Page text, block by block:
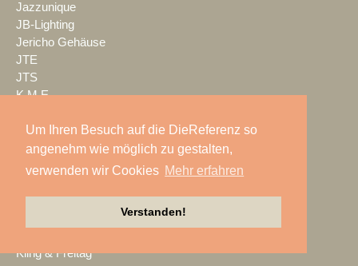
Um Ihren Besuch auf die DieReferenz so
angenehm wie möglich zu gestalten,
verwenden wir Cookies Mehr erfahren
Verstanden!
Jazzunique
JB-Lighting
Jericho Gehäuse
JTE
JTS
K.M.E.
Kaiser Showtechnik
KAISERSCHOTE
KALLE KRAUSE
KFP
Kling & Freitag